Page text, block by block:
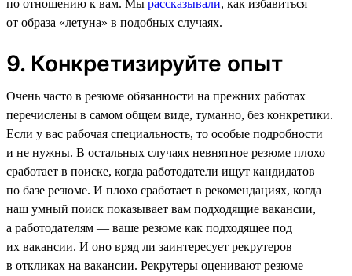
по отношению к вам. Мы рассказывали, как избавиться
от образа «летуна» в подобных случаях.
9. Конкретизируйте опыт
Очень часто в резюме обязанности на прежних работах
перечислены в самом общем виде, туманно, без конкретики.
Если у вас рабочая специальность, то особые подробности
и не нужны. В остальных случаях невнятное резюме плохо
сработает в поиске, когда работодатели ищут кандидатов
по базе резюме. И плохо сработает в рекомендациях, когда
наш умный поиск показывает вам подходящие вакансии,
а работодателям — ваше резюме как подходящее под
их вакансии. И оно вряд ли заинтересует рекрутеров
в откликах на вакансии. Рекрутеры оценивают резюме